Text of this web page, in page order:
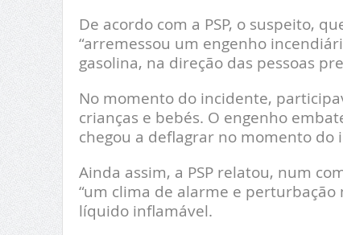
De acordo com a PSP, o suspeito,
“arremessou um engenho
gasolina, na direção das pessoas
No momento do incidente,
crianças e bebés. O engenho
chegou a deflagrar no momento do
Ainda assim, a PSP relatou, num
“um clima de alarme e perturbação
líquido inflamável.